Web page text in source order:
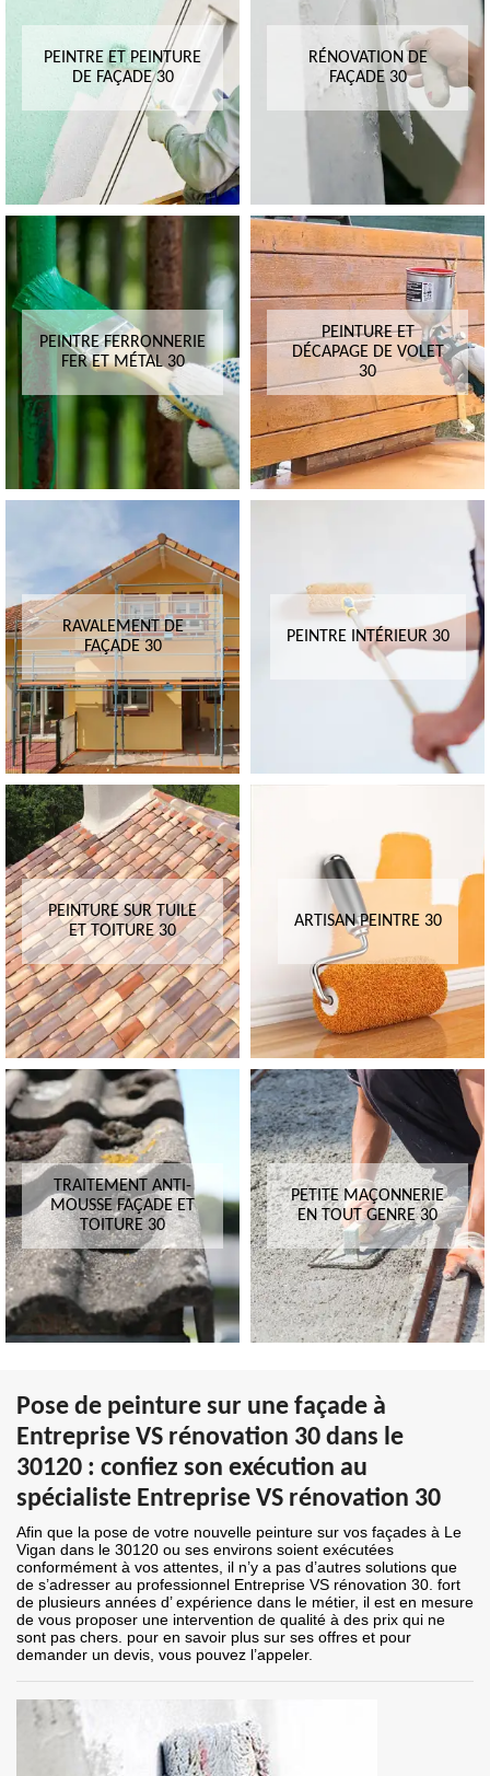
PEINTRE ET PEINTURE
DE FAÇADE 30
RÉNOVATION DE
FAÇADE 30
PEINTRE FERRONNERIE
FER ET MÉTAL 30
PEINTURE ET
DÉCAPAGE DE VOLET
30
RAVALEMENT DE
FAÇADE 30
PEINTRE INTÉRIEUR 30
PEINTURE SUR TUILE
ET TOITURE 30
ARTISAN PEINTRE 30
TRAITEMENT ANTI-
MOUSSE FAÇADE ET
TOITURE 30
PETITE MAÇONNERIE
EN TOUT GENRE 30
Pose de peinture sur une façade à
Entreprise VS rénovation 30 dans le
30120 : confiez son exécution au
spécialiste Entreprise VS rénovation 30
Afin que la pose de votre nouvelle peinture sur vos façades à Le
Vigan dans le 30120 ou ses environs soient exécutées
conformément à vos attentes, il n’y a pas d’autres solutions que
de s’adresser au professionnel Entreprise VS rénovation 30. fort
de plusieurs années d’ expérience dans le métier, il est en mesure
de vous proposer une intervention de qualité à des prix qui ne
sont pas chers. pour en savoir plus sur ses offres et pour
demander un devis, vous pouvez l’appeler.